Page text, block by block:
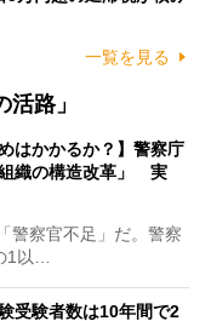
一覧を見る
路」
はかかるか？】警察庁
織の構造改革」 実
警察官不足」だ。警察
1以…
受験者数は10年間で2